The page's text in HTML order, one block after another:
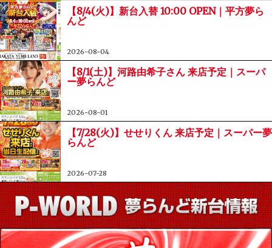
2026-08-04
【8/4(火)】新台入替 10:00 OPEN｜平方夢ら
んど
2026-08-01
【8/1(土)】河路由希子さん 来店予定｜スーパ
ー夢らんど
2026-07-28
【7/28(火)】せせりくん 来店予定｜スーパー夢
らんど